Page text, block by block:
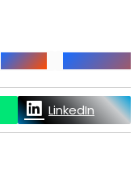
Buddha
LinkedIn